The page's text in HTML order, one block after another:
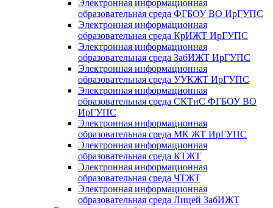
Электронная информационная
образовательная среда ФГБОУ ВО ИрГУПС
Электронная информационная
образовательная среда КрИЖТ ИрГУПС
Электронная информационная
образовательная среда ЗабИЖТ ИрГУПС
Электронная информационная
образовательная среда УУКЖТ ИрГУПС
Электронная информационная
образовательная среда СКТиС ФГБОУ ВО
ИрГУПС
Электронная информационная
образовательная среда МК ЖТ ИрГУПС
Электронная информационная
образовательная среда КТЖТ
Электронная информационная
образовательная среда ЧТЖТ
Электронная информационная
образовательная среда Лицей ЗабИЖТ